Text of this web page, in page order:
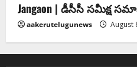
Jangaon | డీసీసీ సమీక్ష
aakerutelugunews August